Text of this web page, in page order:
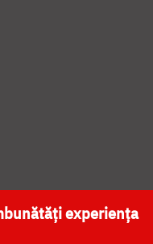
NAȚIONALĂ
experiența